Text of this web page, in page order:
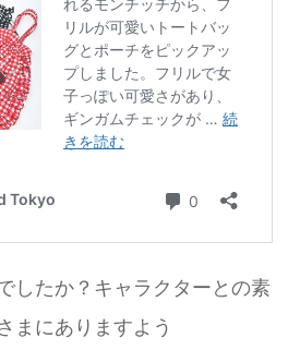
たか？キャラクターとの素
まにありますよう